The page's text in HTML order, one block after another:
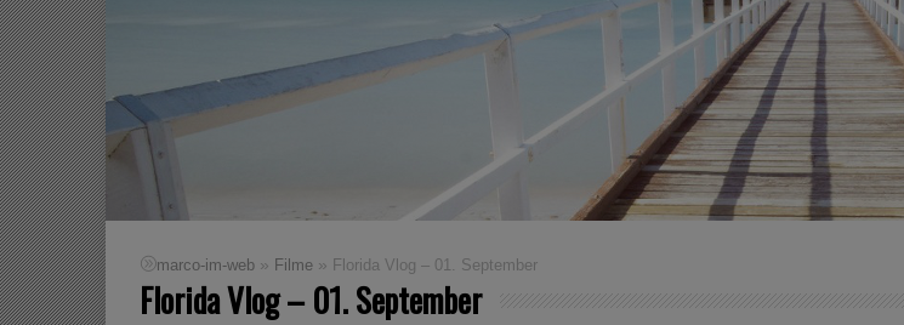
marco-im-web » Filme » Florida Vlog – 01. September
Florida Vlog – 01. September